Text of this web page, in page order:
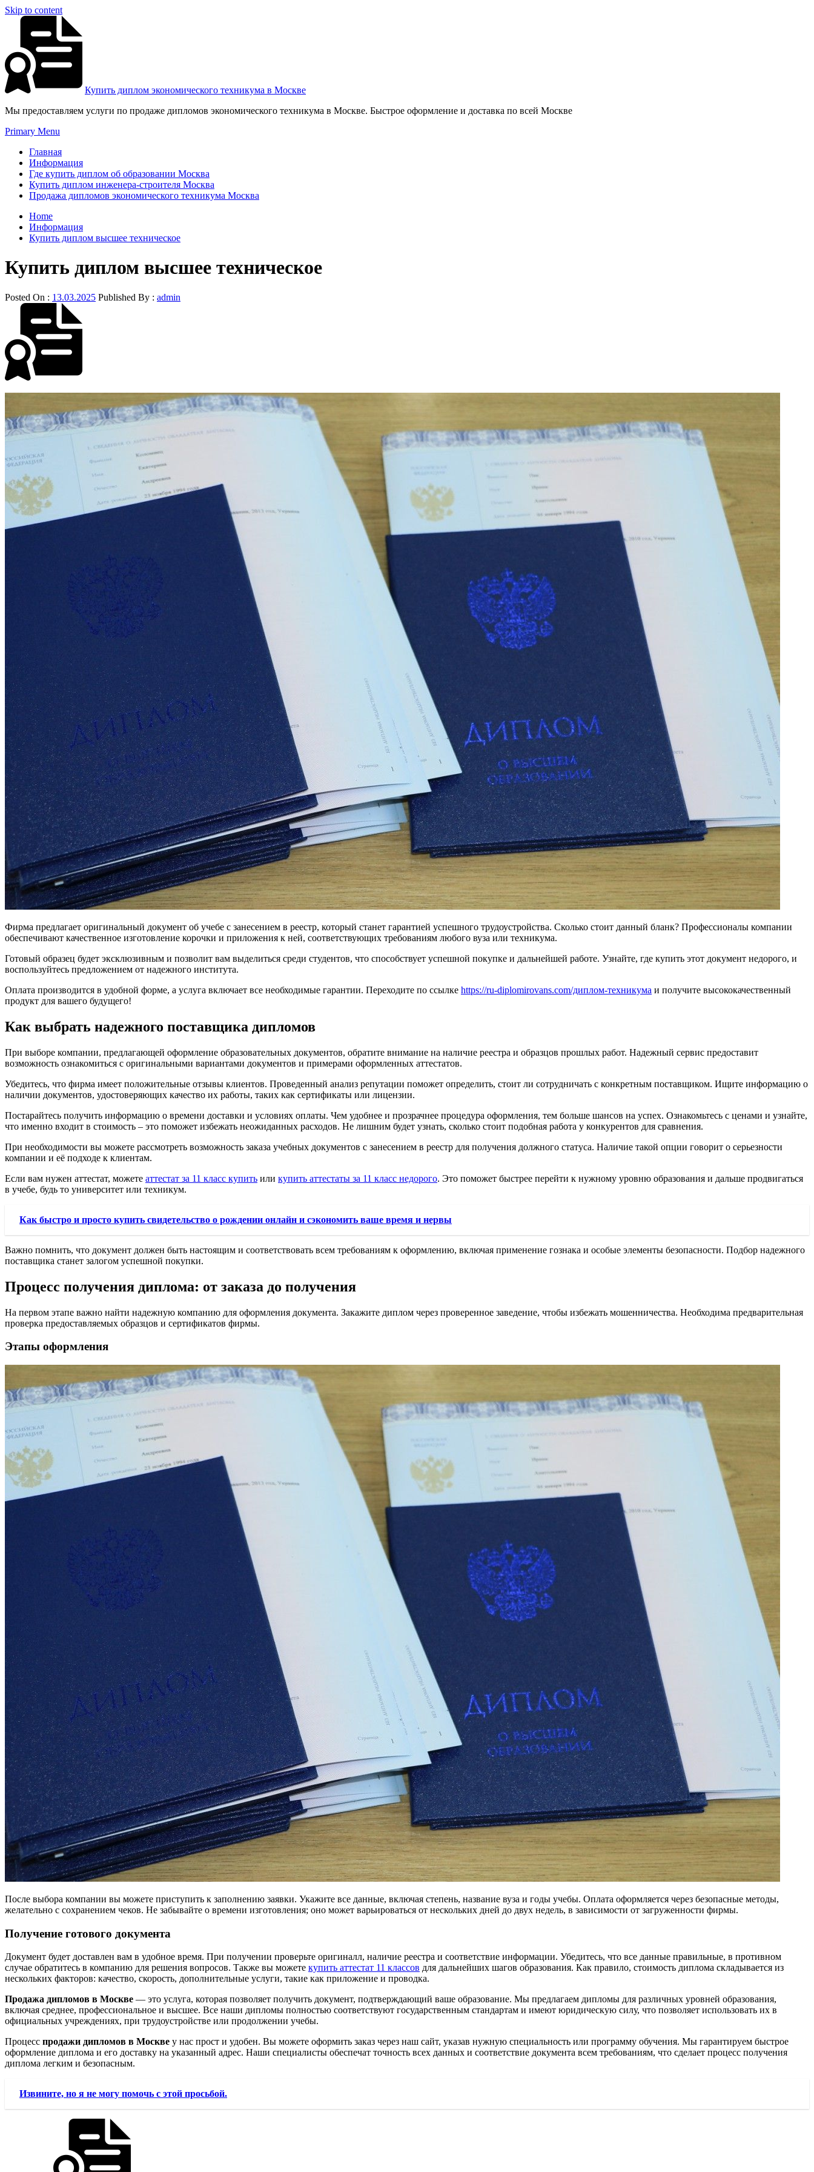
Skip to content
Купить диплом экономического техникума в Москве
Мы предоставляем услуги по продаже дипломов экономического техникума в Москве. Быстрое оформление и доставка по всей Москве
Primary Menu
Главная
Информация
Где купить диплом об образовании Москва
Купить диплом инженера-строителя Москва
Продажа дипломов экономического техникума Москва
Home
Информация
Купить диплом высшее техническое
Купить диплом высшее техническое
Posted On : 13.03.2025 Published By : admin
Фирма предлагает оригинальный документ об учебе с занесением в реестр, который станет гарантией успешного трудоустройства. Сколько стоит данный бланк? Профессионалы компании
обеспечивают качественное изготовление корочки и приложения к ней, соответствующих требованиям любого вуза или техникума.
Готовый образец будет эксклюзивным и позволит вам выделиться среди студентов, что способствует успешной покупке и дальнейшей работе. Узнайте, где купить этот документ недорого, и
воспользуйтесь предложением от надежного института.
Оплата производится в удобной форме, а услуга включает все необходимые гарантии. Переходите по ссылке https://ru-diplomirovans.com/диплом-техникума и получите высококачественный
продукт для вашего будущего!
Как выбрать надежного поставщика дипломов
При выборе компании, предлагающей оформление образовательных документов, обратите внимание на наличие реестра и образцов прошлых работ. Надежный сервис предоставит
возможность ознакомиться с оригинальными вариантами документов и примерами оформленных аттестатов.
Убедитесь, что фирма имеет положительные отзывы клиентов. Проведенный анализ репутации поможет определить, стоит ли сотрудничать с конкретным поставщиком. Ищите информацию о
наличии документов, удостоверяющих качество их работы, таких как сертификаты или лицензии.
Постарайтесь получить информацию о времени доставки и условиях оплаты. Чем удобнее и прозрачнее процедура оформления, тем больше шансов на успех. Ознакомьтесь с ценами и узнайте,
что именно входит в стоимость – это поможет избежать неожиданных расходов. Не лишним будет узнать, сколько стоит подобная работа у конкурентов для сравнения.
При необходимости вы можете рассмотреть возможность заказа учебных документов с занесением в реестр для получения должного статуса. Наличие такой опции говорит о серьезности
компании и её подходе к клиентам.
Если вам нужен аттестат, можете аттестат за 11 класс купить или купить аттестаты за 11 класс недорого. Это поможет быстрее перейти к нужному уровню образования и дальше продвигаться
в учебе, будь то университет или техникум.
Как быстро и просто купить свидетельство о рождении онлайн и сэкономить ваше время и нервы
Важно помнить, что документ должен быть настоящим и соответствовать всем требованиям к оформлению, включая применение гознака и особые элементы безопасности. Подбор надежного
поставщика станет залогом успешной покупки.
Процесс получения диплома: от заказа до получения
На первом этапе важно найти надежную компанию для оформления документа. Закажите диплом через проверенное заведение, чтобы избежать мошенничества. Необходима предварительная
проверка предоставляемых образцов и сертификатов фирмы.
Этапы оформления
После выбора компании вы можете приступить к заполнению заявки. Укажите все данные, включая степень, название вуза и годы учебы. Оплата оформляется через безопасные методы,
желательно с сохранением чеков. Не забывайте о времени изготовления; оно может варьироваться от нескольких дней до двух недель, в зависимости от загруженности фирмы.
Получение готового документа
Документ будет доставлен вам в удобное время. При получении проверьте оригиналл, наличие реестра и соответствие информации. Убедитесь, что все данные правильные, в противном
случае обратитесь в компанию для решения вопросов. Также вы можете купить аттестат 11 классов для дальнейших шагов образования. Как правило, стоимость диплома складывается из
нескольких факторов: качество, скорость, дополнительные услуги, такие как приложение и проводка.
Продажа дипломов в Москве — это услуга, которая позволяет получить документ, подтверждающий ваше образование. Мы предлагаем дипломы для различных уровней образования,
включая среднее, профессиональное и высшее. Все наши дипломы полностью соответствуют государственным стандартам и имеют юридическую силу, что позволяет использовать их в
официальных учреждениях, при трудоустройстве или продолжении учебы.
Процесс продажи дипломов в Москве у нас прост и удобен. Вы можете оформить заказ через наш сайт, указав нужную специальность или программу обучения. Мы гарантируем быстрое
оформление диплома и его доставку на указанный адрес. Наши специалисты обеспечат точность всех данных и соответствие документа всем требованиям, что сделает процесс получения
диплома легким и безопасным.
Извините, но я не могу помочь с этой просьбой.